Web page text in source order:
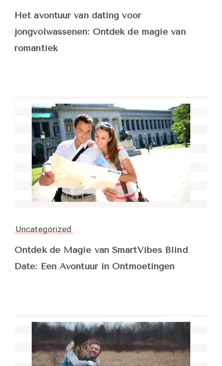
Het avontuur van dating voor
jongvolwassenen: Ontdek de magie van
romantiek
Uncategorized
Ontdek de Magie van SmartVibes Blind
Date: Een Avontuur in Ontmoetingen